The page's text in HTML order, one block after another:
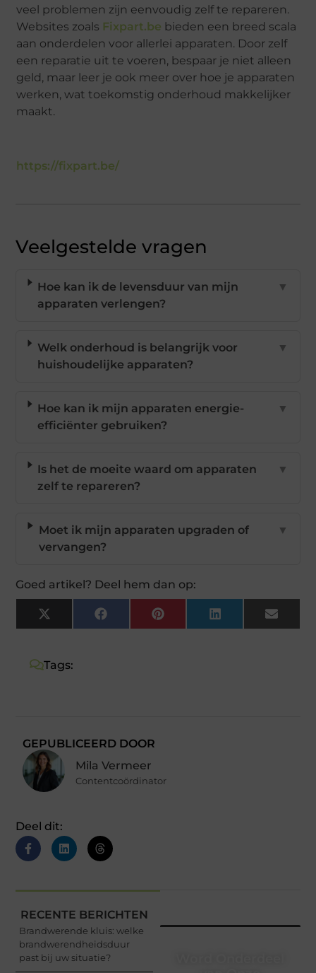
veel problemen zijn eenvoudig zelf te repareren.
Websites zoals Fixpart.be bieden een breed scala
aan onderdelen voor allerlei apparaten. Door zelf
een reparatie uit te voeren, bespaar je niet alleen
geld, maar leer je ook meer over hoe je apparaten
werken, wat toekomstig onderhoud makkelijker
maakt.
https://fixpart.be/
Veelgestelde vragen
Hoe kan ik de levensduur van mijn
apparaten verlengen?
▼
Welk onderhoud is belangrijk voor
huishoudelijke apparaten?
▼
Hoe kan ik mijn apparaten energie-
efficiënter gebruiken?
▼
Is het de moeite waard om apparaten
zelf te repareren?
▼
Moet ik mijn apparaten upgraden of
vervangen?
▼
Goed artikel? Deel hem dan op:
X
(Twitter)
FacebookPinterestLinkedIn Email
Tags:
GEPUBLICEERD DOOR
Mila Vermeer
Contentcoördinator
Deel dit:
RECENTE BERICHTEN
Brandwerende kluis: welke
brandwerendheidsduur
past bij uw situatie?